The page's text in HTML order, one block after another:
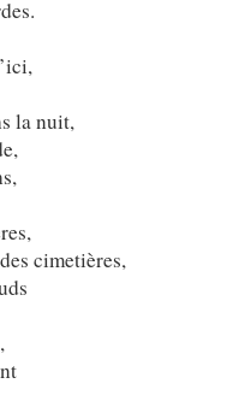
la nuit,
cimetières,